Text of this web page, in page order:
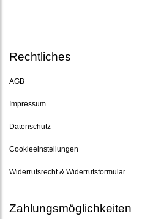
Rechtliches
AGB
Impressum
Datenschutz
Cookieeinstellungen
Widerrufsrecht & Widerrufsformular
Zahlungsmöglichkeiten